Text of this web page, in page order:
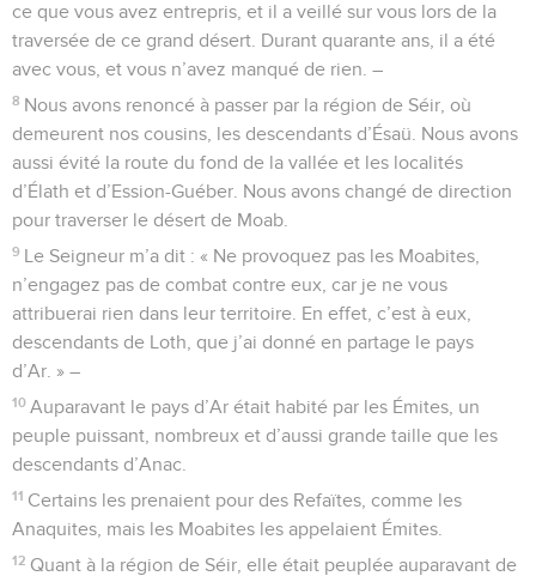
ce que vous avez entrepris, et il a veillé sur vous lors de la
traversée de ce grand désert. Durant quarante ans, il a été
avec vous, et vous n’avez manqué de rien. –
8 Nous avons renoncé à passer par la région de Séir, où
demeurent nos cousins, les descendants d’Ésaü. Nous avons
aussi évité la route du fond de la vallée et les localités
d’Élath et d’Ession-Guéber. Nous avons changé de direction
pour traverser le désert de Moab.
9 Le Seigneur m’a dit : « Ne provoquez pas les Moabites,
n’engagez pas de combat contre eux, car je ne vous
attribuerai rien dans leur territoire. En effet, c’est à eux,
descendants de Loth, que j’ai donné en partage le pays
d’Ar. » –
10 Auparavant le pays d’Ar était habité par les Émites, un
peuple puissant, nombreux et d’aussi grande taille que les
descendants d’Anac.
11 Certains les prenaient pour des Refaïtes, comme les
Anaquites, mais les Moabites les appelaient Émites.
12 Quant à la région de Séir, elle était peuplée auparavant de